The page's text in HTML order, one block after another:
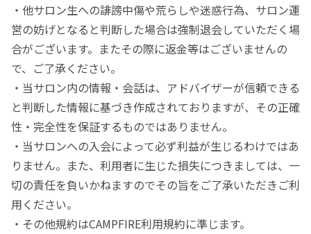
・他サロン生への誹謗中傷や荒らしや迷惑行為、サロン運
営の妨げとなると判断した場合は強制退会していただく場
合がございます。またその際に返金等はございませんの
で、ご了承ください。
・当サロン内の情報・会話は、アドバイザーが信頼できる
と判断した情報に基づき作成されておりますが、その正確
性・完全性を保証するものではありません。
・当サロンへの入会によって必ず利益が生じるわけではあ
りません。また、利用者に生じた損失につきましては、一
切の責任を負いかねますのでその旨をご了承いただきご利
用ください。
・その他規約はCAMPFIRE利用規約に準じます。